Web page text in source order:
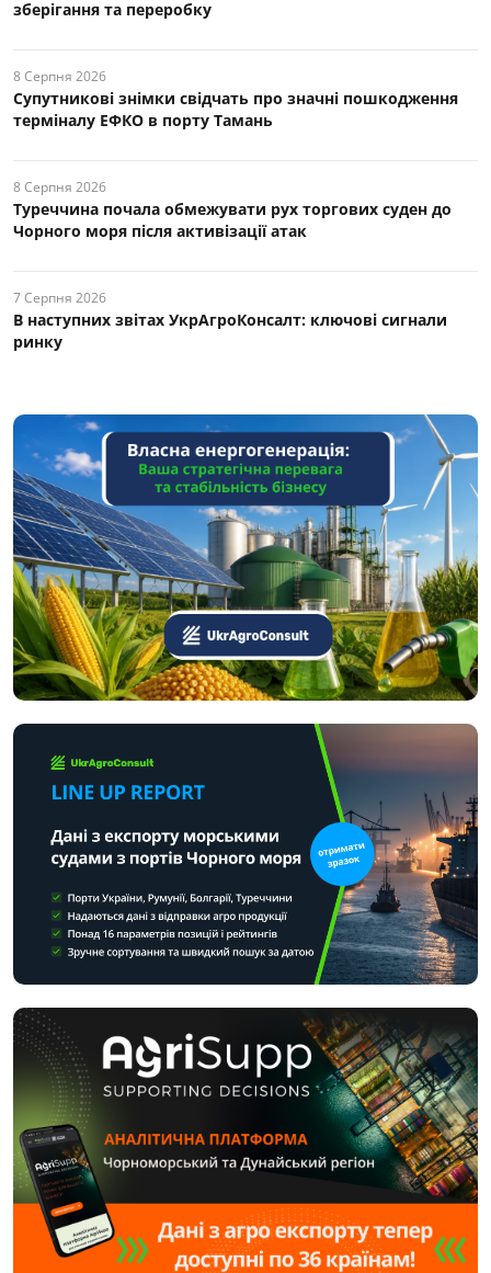
зберігання та переробку
8 Серпня 2026
Супутникові знімки свідчать про значні пошкодження
терміналу ЕФКО в порту Тамань
8 Серпня 2026
Туреччина почала обмежувати рух торгових суден до
Чорного моря після активізації атак
7 Серпня 2026
В наступних звітах УкрАгроКонсалт: ключові cигнали
ринку